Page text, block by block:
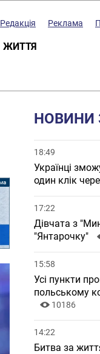
Редакція Реклама
ЖИТТЯ
НОВИНИ
18:49
Українці
один клік
17:22
Дівчата з
"Янтарочку"
15:58
Усі пункти
польському
10186
14:22
Битва за